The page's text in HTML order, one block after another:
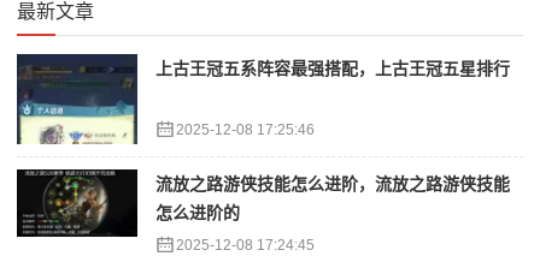
最新文章
上古王冠五系阵容最强搭配，上古王冠五星排行
2025-12-08 17:25:46
流放之路游侠技能怎么进阶，流放之路游侠技能
怎么进阶的
2025-12-08 17:24:45